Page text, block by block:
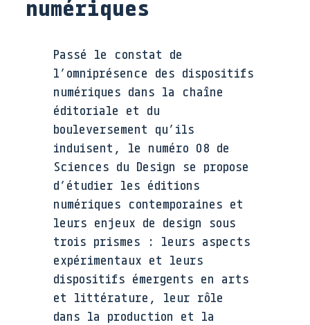
numériques
Passé le constat de
l’omniprésence des dispositifs
numériques dans la chaîne
éditoriale et du
bouleversement qu’ils
induisent, le numéro 08 de
Sciences du Design se propose
d’étudier les éditions
numériques contemporaines et
leurs enjeux de design sous
trois prismes : leurs aspects
expérimentaux et leurs
dispositifs émergents en arts
et littérature, leur rôle
dans la production et la